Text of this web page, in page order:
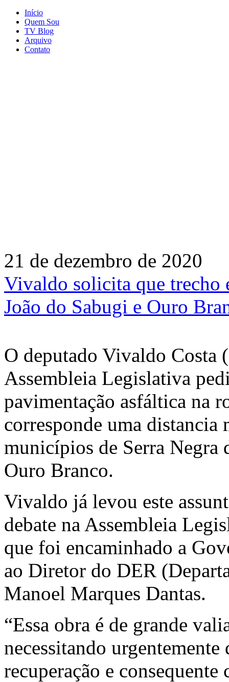
Início
Quem Sou
TV Blog
Arquivo
Contato
21 de dezembro de 2020
Vivaldo solicita que trecho
João do Sabugi e Ouro
O deputado Vivaldo Costa
Assembleia Legislativa
pavimentação asfáltica na
corresponde uma
municípios de Serra Negra
Ouro Branco.
Vivaldo já levou este
debate na Assembleia
que foi encaminhado a
ao Diretor do DER
Manoel Marques Dantas.
“Essa obra é de grande
necessitando
recuperação e consequente